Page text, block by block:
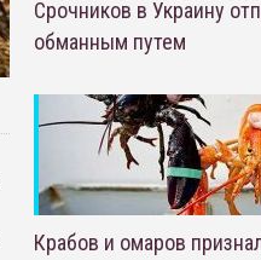
Срочников в Украину
обманным путем
Крабов и омаров